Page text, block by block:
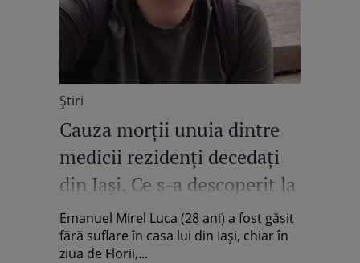
Știri
Cauza morții unuia dintre
medicii rezidenți decedați
din Iași. Ce s-a descoperit la
autopsia lui Emanuel Mirel
Luca
Emanuel Mirel Luca (28 ani) a fost găsit
fără suflare în casa lui din Iași, chiar în
ziua de Florii,...